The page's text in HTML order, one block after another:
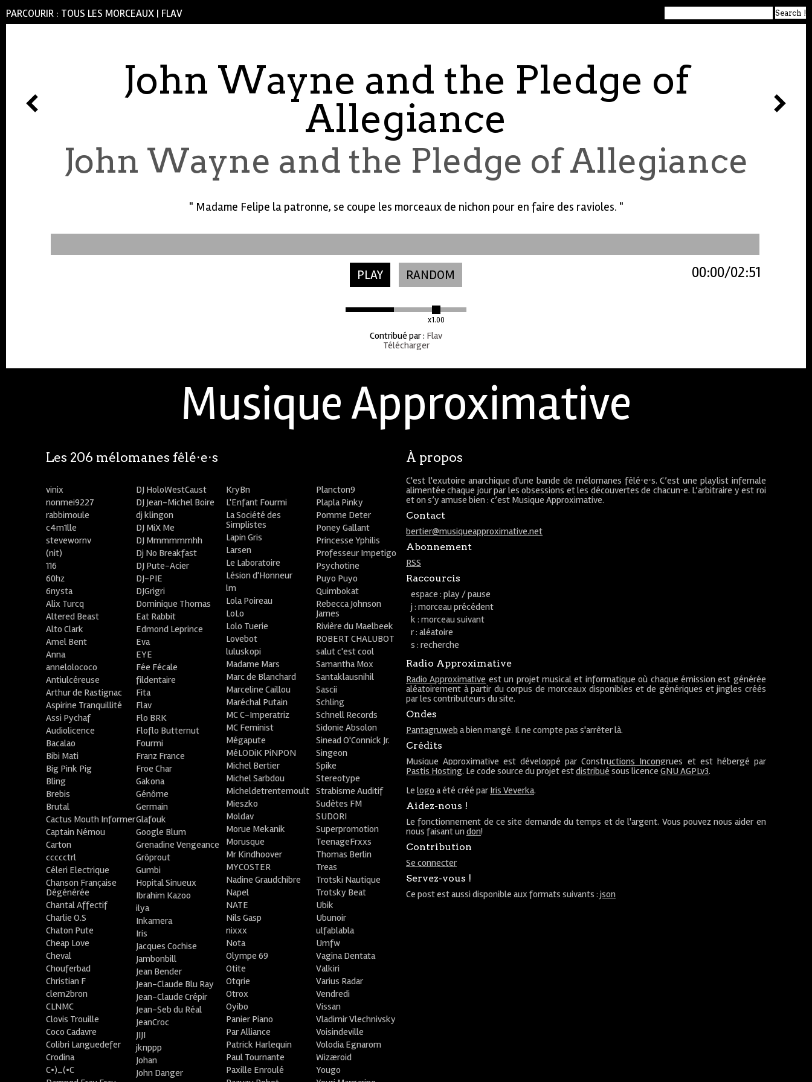
PARCOURIR : TOUS LES MORCEAUX | FLAV
John Wayne and the Pledge of
Allegiance
John Wayne and the Pledge of Allegiance
" Madame Felipe la patronne, se coupe les morceaux de nichon pour en faire des ravioles. "
PLAY RANDOM
x1.00
02:51
00:00
Contribué par: Flav
Télécharger
Musique Approximative
À propos
C'est l'exutoire anarchique d'une bande de mélomanes fêlé⋅e⋅s. C’est une playlist infernale
alimentée chaque jour par les obsessions et les découvertes de chacun⋅e. L’arbitraire y est roi
et on s’y amuse bien : c’est Musique Approximative.
Contact
bertier@musiqueapproximative.net
Abonnement
RSS
Raccourcis
espace : play / pause
j : morceau précédent
k : morceau suivant
r : aléatoire
s : recherche
Radio Approximative
Radio Approximative est un projet musical et informatique où chaque émission est générée
aléatoirement à partir du corpus de morceaux disponibles et de génériques et jingles créés
par les contributeurs du site.
Ondes
Pantagruweb a bien mangé. Il ne compte pas s'arrêter là.
Crédits
Musique Approximative est développé parConstructions Incongrues et est hébergé par
Pastis Hosting. Le code source du projet estdistribué sous licence GNU AGPLv3.
Le logo a été créé par Iris Veverka.
Aidez-nous !
Le fonctionnement de ce site demande du temps et de l'argent. Vous pouvez nous aider en
nous faisant undon!
Contribution
Se connecter
Servez-vous !
Ce post est aussi disponible aux formats suivants : json
Les 206 mélomanes fêlé⋅e⋅s
vinix
nonmei9227
rabbimoule
c4m1lle
stevewornv
(nit)
116
60hz
6nysta
Alix Turcq
Altered Beast
Alto Clark
Amel Bent
Anna
annelolococo
Antiulcéreuse
Arthur de Rastignac
Aspirine Tranquillité
Assi Pychaf
Audiolicence
Bacalao
Bibi Mati
Big Pink Pig
Bling
Brebis
Brutal
Cactus Mouth Informer
Captain Némou
Carton
ccccctrl
Céleri Electrique
Chanson Française
Dégénérée
Chantal Affectif
Charlie O.S
Chaton Pute
Cheap Love
Cheval
Chouferbad
Christian F
clem2bron
CLNMC
Clovis Trouille
Coco Cadavre
Colibri Languedefer
Crodina
C•)_(•C
DJ HoloWestCaust
DJ Jean-Michel Boire
dj klingon
DJ MiX Me
DJ Mmmmmmhh
Dj No Breakfast
DJ Pute-Acier
DJ-PIE
DJGrigri
Dominique Thomas
Eat Rabbit
Edmond Leprince
Eva
EYE
Fée Fécale
fildentaire
Fita
Flav
Flo BRK
Floflo Butternut
Fourmi
Franz France
Froe Char
Gakona
Génôme
Germain
Glafouk
Google Blum
Grenadine Vengeance
Grôprout
Gumbi
Hopital Sinueux
Ibrahim Kazoo
ilya
Inkamera
Iris
Jacques Cochise
Jambonbill
Jean Bender
Jean-Claude Blu Ray
Jean-Claude Crépir
Jean-Seb du Réal
JeanCroc
JIJI
jknppp
Johan
John Danger
KryBn
L'Enfant Fourmi
La Société des
Simplistes
Lapin Gris
Larsen
Le Laboratoire
Lésion d'Honneur
lm
Lola Poireau
LoLo
Lolo Tuerie
Lovebot
luluskopi
Madame Mars
Marc de Blanchard
Marceline Caillou
Maréchal Putain
MC C-Imperatriz
MC Feminist
Mégapute
MéLODiK PiNPON
Michel Bertier
Michel Sarbdou
Micheldetrentemoult
Mieszko
Moldav
Morue Mekanik
Morusque
Mr Kindhoover
MYCOSTER
Nadine Graudchibre
Napel
NATE
Nils Gasp
nixxx
Nota
Olympe 69
Otite
Otqrie
Otrox
Oyibo
Panier Piano
Par Alliance
Patrick Harlequin
Paul Tournante
Paxille Enroulé
Plancton9
Plapla Pinky
Pomme Deter
Poney Gallant
Princesse Yphilis
Professeur Impetigo
Psychotine
Puyo Puyo
Quimbokat
Rebecca Johnson
James
Rivière du Maelbeek
ROBERT CHALUBOT
salut c'est cool
Samantha Mox
Santaklausnihil
Sascii
Schling
Schnell Records
Sidonie Absolon
Sinead O'Connick Jr.
Singeon
Spike
Stereotype
Strabisme Auditif
Sudètes FM
SUDORI
Superpromotion
TeenageFrxxs
Thomas Berlin
Treas
Trotski Nautique
Trotsky Beat
Ubik
Ubunoir
ulfablabla
Umfw
Vagina Dentata
Valkiri
Varius Radar
Vendredi
Vissan
Vladimir Vlechnivsky
Voisindeville
Volodia Egnarom
Wizæroid
Yougo